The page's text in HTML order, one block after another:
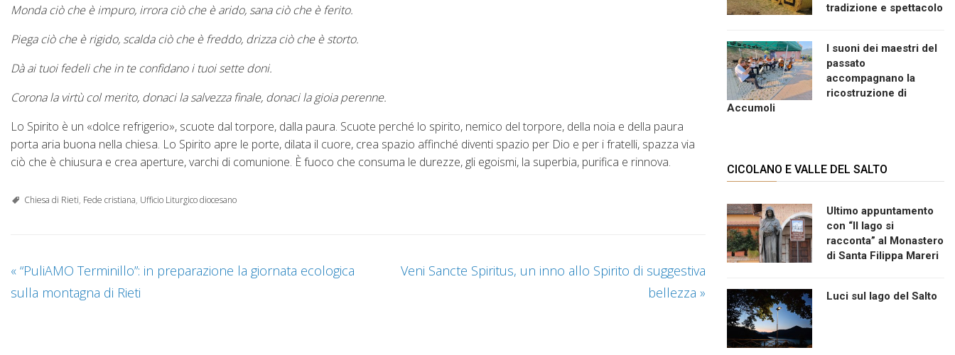
Monda ciò che è impuro, irrora ciò che è arido, sana ciò che è ferito.
Piega ciò che è rigido, scalda ciò che è freddo, drizza ciò che è storto.
Dà ai tuoi fedeli che in te confidano i tuoi sette doni.
Corona la virtù col merito, donaci la salvezza finale, donaci la gioia perenne.
Lo Spirito è un «dolce refrigerio», scuote dal torpore, dalla paura. Scuote perché lo spirito, nemico del torpore, della noia e della paura
porta aria buona nella chiesa. Lo Spirito apre le porte, dilata il cuore, crea spazio affinché diventi spazio per Dio e per i fratelli, spazza via
ciò che è chiusura e crea aperture, varchi di comunione. È fuoco che consuma le durezze, gli egoismi, la superbia, purifica e rinnova.
Chiesa di Rieti, Fede cristiana, Ufficio Liturgico diocesano
« “PuliAMO Terminillo”: in preparazione la giornata ecologica
sulla montagna di Rieti
Veni Sancte Spiritus, un inno allo Spirito di suggestiva
bellezza »
tradizione e spettacolo
I suoni dei maestri del
passato
accompagnano la
ricostruzione di
Accumoli
CICOLANO E VALLE DEL SALTO
Ultimo appuntamento
con “Il lago si
racconta” al Monastero
di Santa Filippa Mareri
Luci sul lago del Salto